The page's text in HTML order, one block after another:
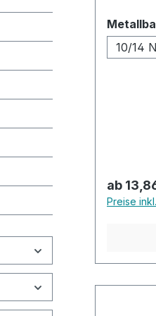
den
nur für
das
10/14
ab
Preise